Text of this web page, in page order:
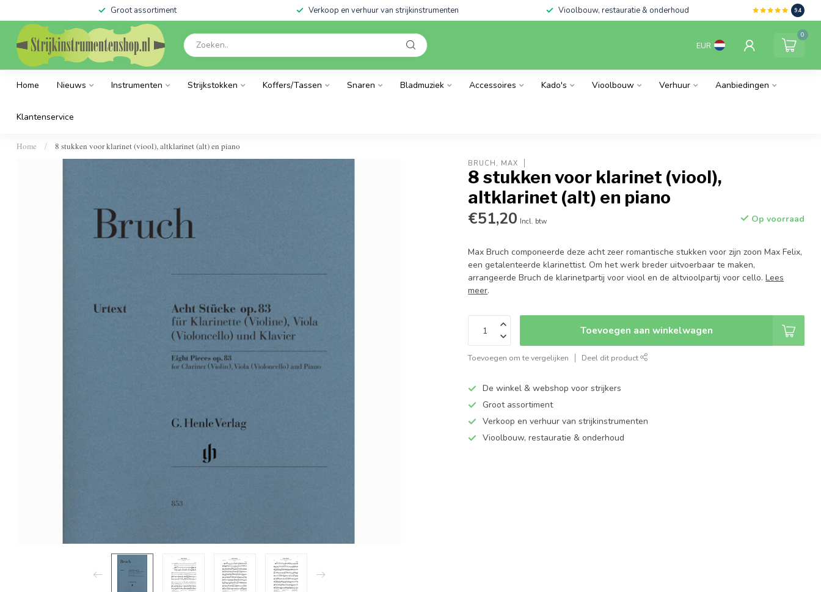
Groot assortiment Verkoop en verhuur van strijkinstrumenten Vioolbouw, restauratie & onderhoud 9.4
EUR
0
Home Nieuws Instrumenten Strijkstokken Koffers/Tassen Snaren Bladmuziek Accessoires Kado's Vioolbouw Verhuur Aanbiedingen
Klantenservice
Home / 8 stukken voor klarinet (viool), altklarinet (alt) en piano
BRUCH, MAX
8 stukken voor klarinet (viool),
altklarinet (alt) en piano
€51,20 Incl. btw Op voorraad
Max Bruch componeerde deze acht zeer romantische stukken voor zijn zoon Max Felix,
een getalenteerde klarinettist. Om het werk breder uitvoerbaar te maken,
arrangeerde Bruch de klarinetpartij voor viool en de altvioolpartij voor cello.Lees
meer.
Toevoegen aan winkelwagen
Toevoegen om te vergelijken Deel dit product
De winkel & webshop voor strijkers
Groot assortiment
Verkoop en verhuur van strijkinstrumenten
Vioolbouw, restauratie & onderhoud